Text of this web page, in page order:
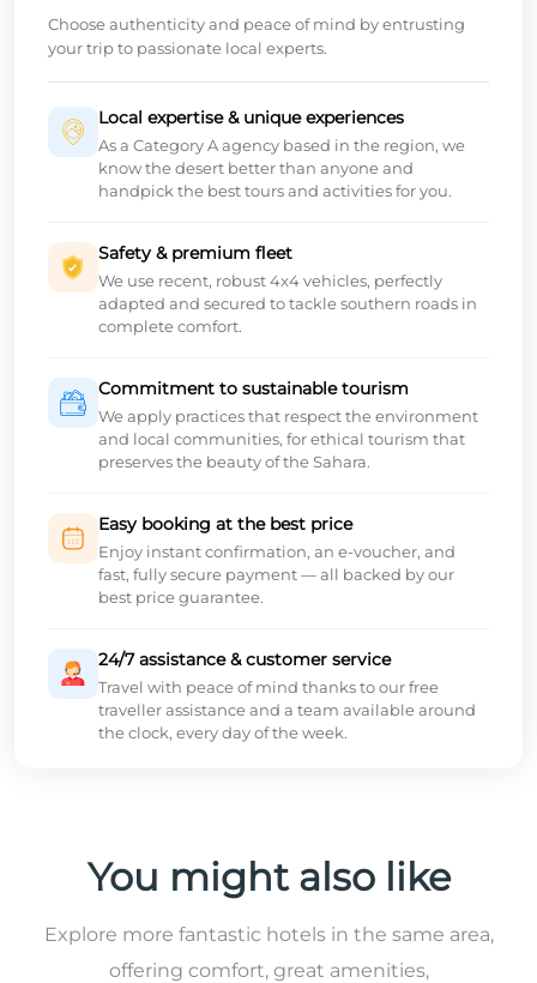
Choose authenticity and peace of mind by entrusting
your trip to passionate local experts.
Local expertise & unique experiences
As a Category A agency based in the region, we
know the desert better than anyone and
handpick the best tours and activities for you.
Safety & premium fleet
We use recent, robust 4x4 vehicles, perfectly
adapted and secured to tackle southern roads in
complete comfort.
Commitment to sustainable tourism
We apply practices that respect the environment
and local communities, for ethical tourism that
preserves the beauty of the Sahara.
Easy booking at the best price
Enjoy instant confirmation, an e-voucher, and
fast, fully secure payment — all backed by our
best price guarantee.
24/7 assistance & customer service
Travel with peace of mind thanks to our free
traveller assistance and a team available around
the clock, every day of the week.
You might also like
Explore more fantastic hotels in the same area,
offering comfort, great amenities,